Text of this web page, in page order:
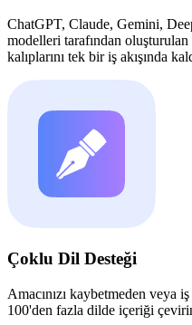
ChatGPT, Claude, Gemini,
modelleri tarafından
kalıplarını tek bir iş akışında
Çoklu Dil Desteği
Amacınızı kaybetmeden veya iş
100'den fazla dilde içeriği